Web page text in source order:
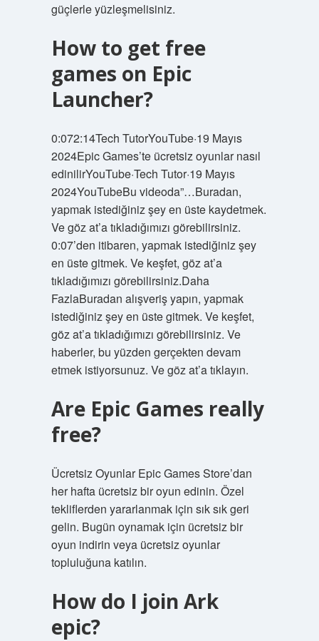
güçlerle yüzleşmelisiniz.
How to get free
games on Epic
Launcher?
0:072:14Tech TutorYouTube·19 Mayıs
2024Epic Games’te ücretsiz oyunlar nasıl
edinilirYouTube·Tech Tutor·19 Mayıs
2024YouTubeBu videoda”…Buradan,
yapmak istediğiniz şey en üste kaydetmek.
Ve göz at’a tıkladığımızı görebilirsiniz.
0:07’den itibaren, yapmak istediğiniz şey
en üste gitmek. Ve keşfet, göz at’a
tıkladığımızı görebilirsiniz.Daha
FazlaBuradan alışveriş yapın, yapmak
istediğiniz şey en üste gitmek. Ve keşfet,
göz at’a tıkladığımızı görebilirsiniz. Ve
haberler, bu yüzden gerçekten devam
etmek istiyorsunuz. Ve göz at’a tıklayın.
Are Epic Games really
free?
Ücretsiz Oyunlar Epic Games Store’dan
her hafta ücretsiz bir oyun edinin. Özel
tekliflerden yararlanmak için sık sık geri
gelin. Bugün oynamak için ücretsiz bir
oyun indirin veya ücretsiz oyunlar
topluluğuna katılın.
How do I join Ark
epic?